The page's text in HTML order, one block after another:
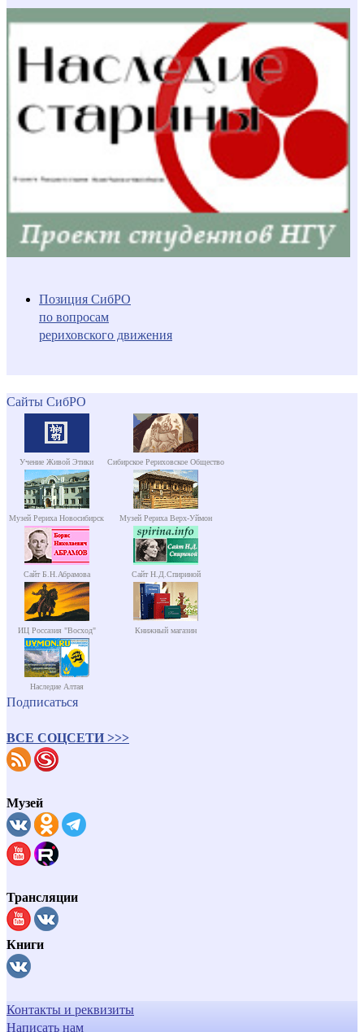
Позиция СибРО
по вопросам
рериховского движения
Сайты СибРО
Учение Живой Этики Сибирское Рериховское Общество
Музей Рериха Новосибирск Музей Рериха Верх-Уймон
Сайт Б.Н.Абрамова Сайт Н.Д.Спириной
ИЦ Россазия "Восход" Книжный магазин
Наследие Алтая
Подписаться
ВСЕ СОЦСЕТИ >>>
Музей
Трансляции
Книги
Контакты и реквизиты
Написать нам